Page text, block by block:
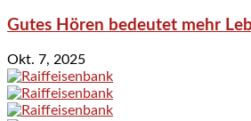
Gutes Hören bedeutet mehr
Okt. 7, 2025